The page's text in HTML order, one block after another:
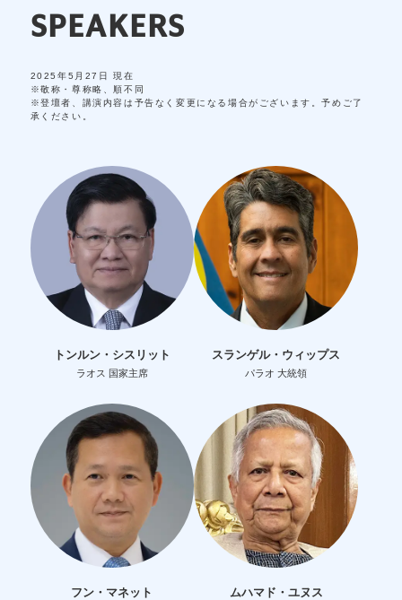
SPEAKERS
2025年5月27日 現在
※敬称・尊称略、順不同
※登壇者、講演内容は予告なく変更になる場合がございます。予めご了
承ください。
トンルン・シスリット
ラオス 国家主席
スランゲル・ウィップス
パラオ 大統領
フン・マネット ムハマド・ユヌス